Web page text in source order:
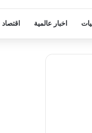
اخبار عالمية اقتصاد